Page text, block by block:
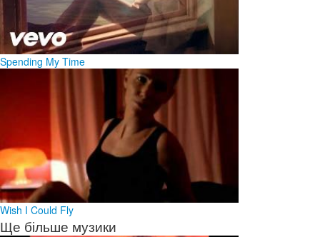
Spending My Time
Wish I Could Fly
Ще більше музики